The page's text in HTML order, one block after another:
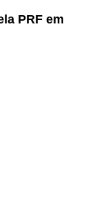
PRF em